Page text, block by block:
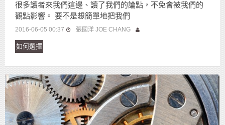
很多讀者來我們這邊、讀了我們的論點，不免會被我們的
觀點影響。 要不是想簡單地把我們
2016-06-05 00:37 張國洋 JOE CHANG
如何選擇